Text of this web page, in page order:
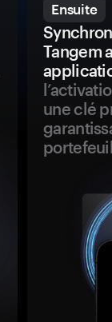
Ensuite
Tangem
une clé